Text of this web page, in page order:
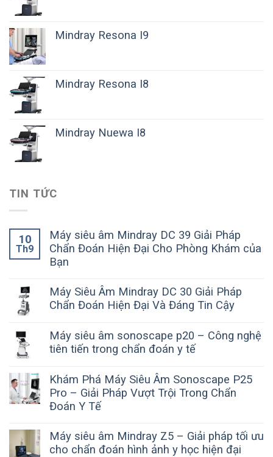
Mindray Resona I9
Mindray Resona I8
Mindray Nuewa I8
TIN TỨC
10
Th9
Máy siêu âm Mindray DC 39 Giải Pháp
Chẩn Đoán Hiện Đại Cho Phòng Khám của
Bạn
Máy Siêu Âm Mindray DC 30 Giải Pháp
Chẩn Đoán Hiện Đại Và Đáng Tin Cậy
Máy siêu âm sonoscape p20 – Công nghệ
tiên tiến trong chẩn đoán y tế
Khám Phá Máy Siêu Âm Sonoscape P25
Pro – Giải Pháp Vượt Trội Trong Chẩn
Đoán Y Tế
Máy siêu âm Mindray Z5 – Giải pháp tối ưu
cho chẩn đoán hình ảnh y học hiện đại